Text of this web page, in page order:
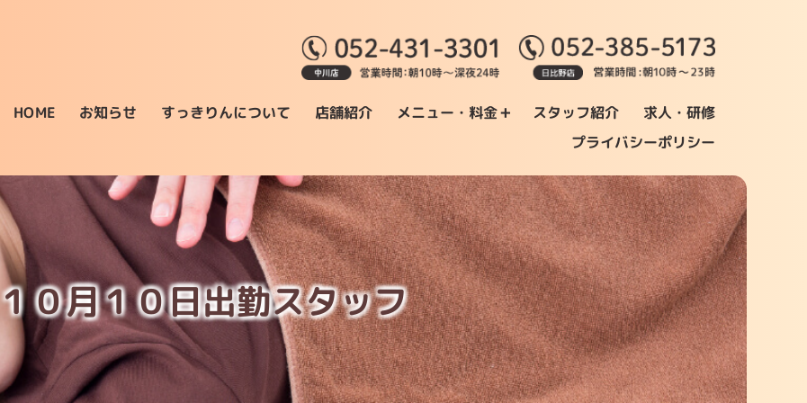
HOME お知らせ すっきりんについて 店舗紹介 メニュー・料金+ スタッフ紹介 求人・研修
プライバシーポリシー
１０月１０日出勤スタッフ